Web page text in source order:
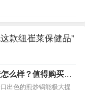
款纽崔莱保健品”
么样？值得购买
出色的煎炒锅能极大提